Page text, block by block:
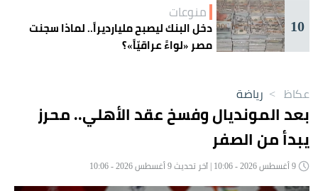
10
منوعات
دخل البنك ليصبح مليارديراً.. لماذا سجنت
مصر «لواءً عراقيّاً»؟
عكاظ > رياضة
بعد المونديال وفسخ عقد الأهلي.. محرز
يبدأ من الصفر